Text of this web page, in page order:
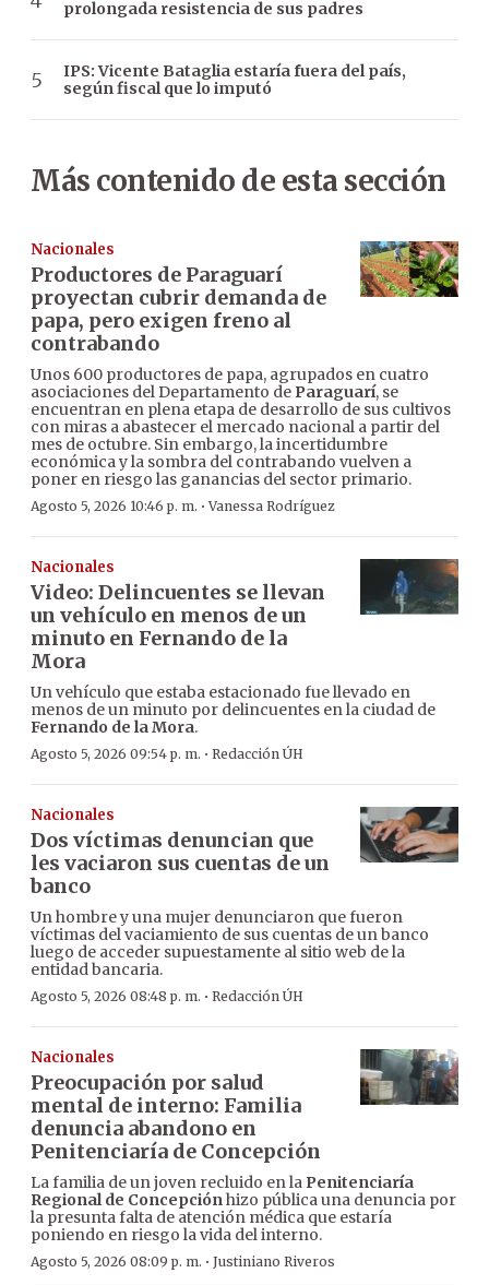
prolongada resistencia de sus padres
IPS: Vicente Bataglia estaría fuera del país,
según fiscal que lo imputó
Más contenido de esta sección
Nacionales
Productores de Paraguarí
proyectan cubrir demanda de
papa, pero exigen freno al
contrabando
Unos 600 productores de papa, agrupados en cuatro
asociaciones del Departamento de Paraguarí, se
encuentran en plena etapa de desarrollo de sus cultivos
con miras a abastecer el mercado nacional a partir del
mes de octubre. Sin embargo, la incertidumbre
económica y la sombra del contrabando vuelven a
poner en riesgo las ganancias del sector primario.
Agosto 5, 2026 10:46 p. m. ·Vanessa Rodríguez
Nacionales
Video: Delincuentes se llevan
un vehículo en menos de un
minuto en Fernando de la
Mora
Un vehículo que estaba estacionado fue llevado en
menos de un minuto por delincuentes en la ciudad de
Fernando de la Mora.
Agosto 5, 2026 09:54 p. m. · Redacción ÚH
Nacionales
Dos víctimas denuncian que
les vaciaron sus cuentas de un
banco
Un hombre y una mujer denunciaron que fueron
víctimas del vaciamiento de sus cuentas de un banco
luego de acceder supuestamente al sitio web de la
entidad bancaria.
Agosto 5, 2026 08:48 p. m. · Redacción ÚH
Nacionales
Preocupación por salud
mental de interno: Familia
denuncia abandono en
Penitenciaría de Concepción
La familia de un joven recluido en la Penitenciaría
Regional de Concepciónhizo pública una denuncia por
la presunta falta de atención médica que estaría
poniendo en riesgo la vida del interno.
Agosto 5, 2026 08:09 p. m. · Justiniano Riveros